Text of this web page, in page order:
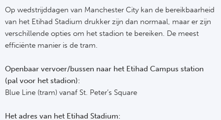
Op wedstrijddagen van Manchester City kan de bereikbaarheid
van het Etihad Stadium drukker zijn dan normaal, maar er zijn
verschillende opties om het stadion te bereiken. De meest
efficiënte manier is de tram.
Openbaar vervoer/bussen naar het Etihad Campus station
(pal voor het stadion):
Blue Line (tram) vanaf St. Peter’s Square
Het adres van het Etihad Stadium: